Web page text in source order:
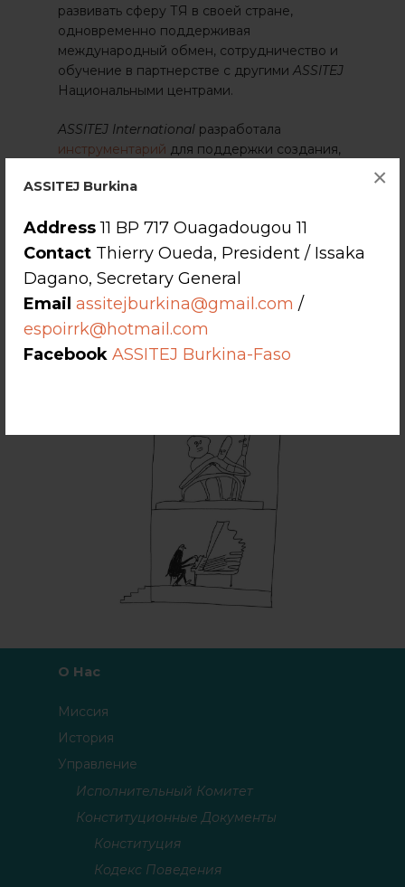
ASSITEJ Burkina
Address11 BP 717 Ouagadougou 11
Contact Thierry Oueda, President / Issaka
Dagano, Secretary General
Email assitejburkina@gmail.com /
espoirrk@hotmail.com
Facebook ASSITEJ Burkina-Faso
×
развивать сферу ТЯ в своей стране,
одновременно поддерживая
международный обмен, сотрудничество и
обучение в партнерстве с другимиASSITEJ
Национальными центрами.
ASSITEJ International разработала
инструментарий для поддержки создания,
центров. Он предназначен для того, чтобы
центры, как начать свою деятельность, а
также как средство, позволяющее уже
существующим центрам пересмотреть
свою работу и обновить свои идеи.
О Нас
Миссия
История
Управление
Исполнительный Комитет
Конституционные Документы
Конституция
Кодекс Поведения